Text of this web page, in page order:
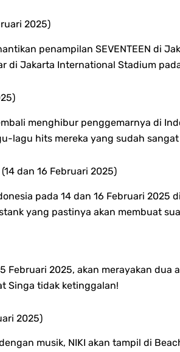
2025)
penampilan SEVENTEEN di
di Jakarta International Stadium
menghibur penggemarnya di
lagu hits mereka yang sudah
dan 16 Februari 2025)
pada 14 dan 16 Februari 2025
yang pastinya akan membuat
Februari 2025, akan merayakan dua
Singa tidak ketinggalan!
2025)
musik, NIKI akan tampil di